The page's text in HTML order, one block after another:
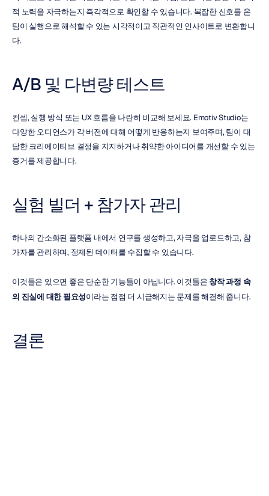
적 노력을 자극하는지 즉각적으로 확인할 수 있습니다. 복잡한 신호를 온
팀이 실행으로 해석할 수 있는 시각적이고 직관적인 인사이트로 변환합니
다.
A/B 및 다변량 테스트
컨셉, 실행 방식 또는 UX 흐름을 나란히 비교해 보세요. Emotiv Studio는
다양한 오디언스가 각 버전에 대해 어떻게 반응하는지 보여주며, 팀이 대
담한 크리에이티브 결정을 지지하거나 취약한 아이디어를 개선할 수 있는
증거를 제공합니다.
실험 빌더 + 참가자 관리
하나의 간소화된 플랫폼 내에서 연구를 생성하고, 자극을 업로드하고, 참
가자를 관리하며, 정제된 데이터를 수집할 수 있습니다.
이것들은 있으면 좋은 단순한 기능들이 아닙니다. 이것들은 창작 과정 속
의 진실에 대한 필요성이라는 점점 더 시급해지는 문제를 해결해 줍니다.
결론